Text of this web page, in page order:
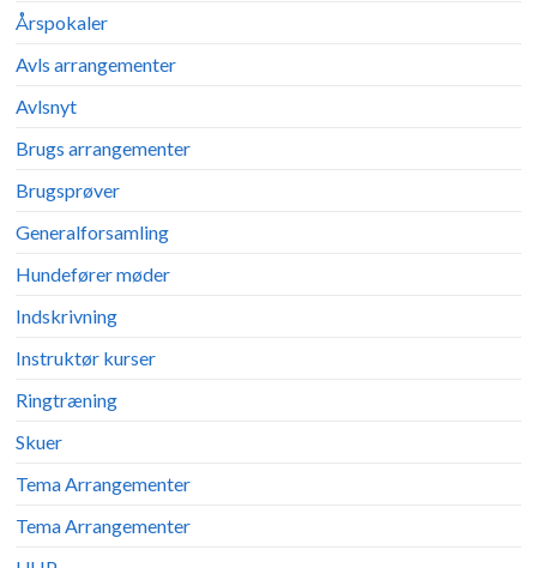
Årspokaler
Avls arrangementer
Avlsnyt
Brugs arrangementer
Brugsprøver
Generalforsamling
Hundefører møder
Indskrivning
Instruktør kurser
Ringtræning
Skuer
Tema Arrangementer
Tema Arrangementer